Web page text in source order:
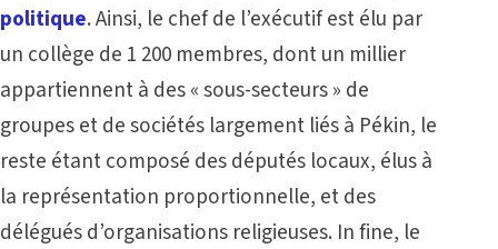
politique. Ainsi, le chef de l’exécutif est élu par
un collège de 1 200 membres, dont un millier
appartiennent à des « sous-secteurs » de
groupes et de sociétés largement liés à Pékin, le
reste étant composé des députés locaux, élus à
la représentation proportionnelle, et des
délégués d’organisations religieuses. In fine, le